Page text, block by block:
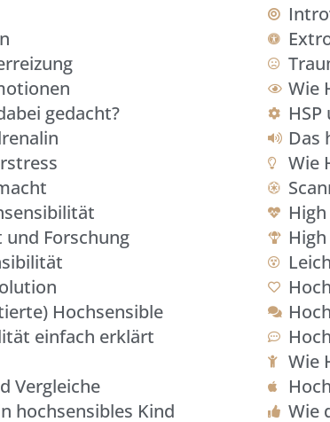
gedacht?
und Forschung
Hochsensible
einfach erklärt
Vergleiche
hochsensibles Kind
Wie
Das
Wie
Wie
Wie